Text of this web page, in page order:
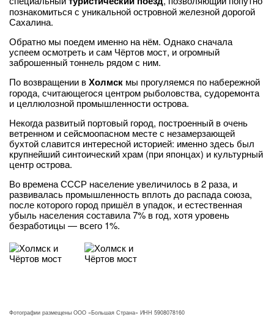
познакомиться с уникальной островной железной дорогой
Сахалина.
Обратно мы поедем именно на нём. Однако сначала
успеем осмотреть и сам Чёртов мост, и огромный
заброшенный тоннель рядом с ним.
По возвращении вХолмск мы прогуляемся по набережной
города, считающегося центром рыболовства, судоремонта
и целлюлозной промышленности острова.
Некогда развитый портовый город, построенный в очень
ветренном и сейсмоопасном месте с незамерзающей
бухтой славится интересной историей: именно здесь был
крупнейший синтоический храм (при японцах) и культурный
центр острова.
Во времена СССР население увеличилось в 2 раза, и
развивалась промышленность вплоть до распада союза,
после которого город пришёл в упадок, и естественная
убыль населения составила 7% в год, хотя уровень
безработицы — всего 1%.
Фотографии размещены ООО «Большая Страна» ИНН 5908078160